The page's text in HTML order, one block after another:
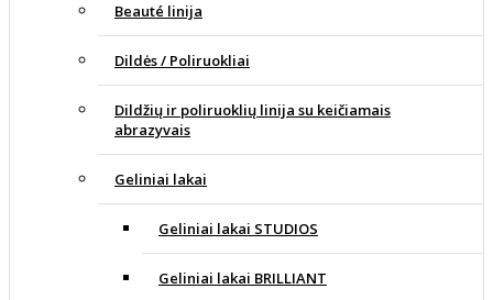
Beauté linija
Dildės / Poliruokliai
Dildžių ir poliruoklių linija su keičiamais
abrazyvais
Geliniai lakai
Geliniai lakai STUDIOS
Geliniai lakai BRILLIANT